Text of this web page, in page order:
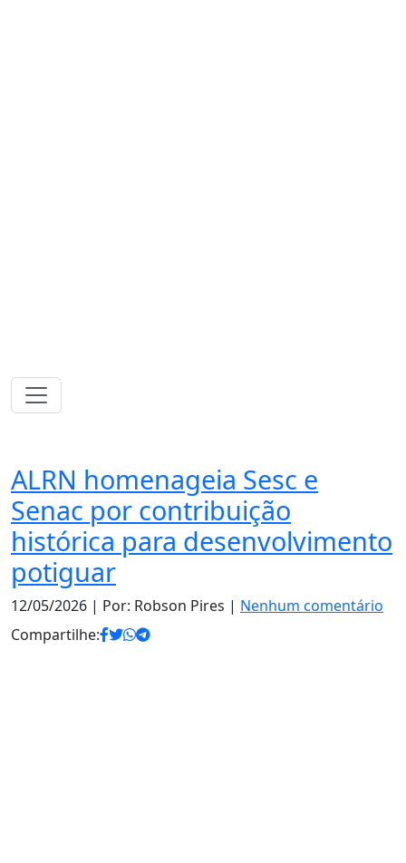
ALRN homenageia Sesc e
Senac por contribuição
histórica para desenvolvimento
potiguar
12/05/2026 | Por: Robson Pires | Nenhum comentário
Compartilhe: